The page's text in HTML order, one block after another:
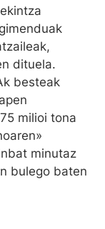
dituela.
besteak
milioi tona
minutaz
bulego baten